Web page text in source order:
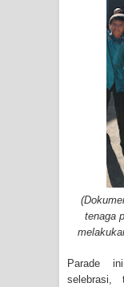
tenaga
Parade
selebrasi,